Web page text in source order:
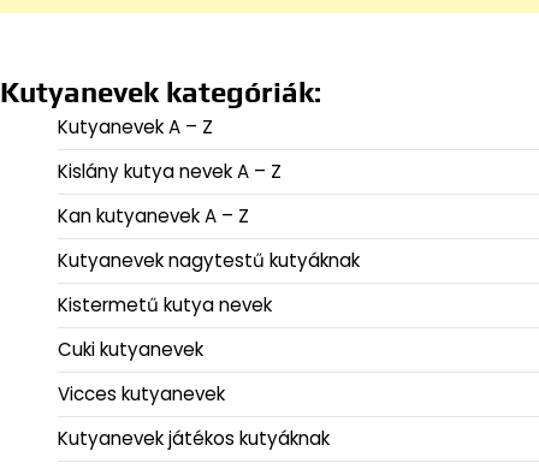
Kutyanevek kategóriák:
Kutyanevek A – Z
Kislány kutya nevek A – Z
Kan kutyanevek A – Z
Kutyanevek nagytestű kutyáknak
Kistermetű kutya nevek
Cuki kutyanevek
Vicces kutyanevek
Kutyanevek játékos kutyáknak